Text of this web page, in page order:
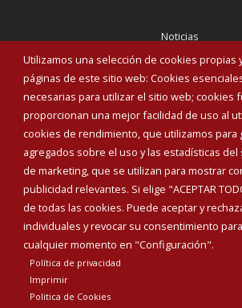
Utilizamos una selección de cookies propias
páginas de este sitio web: Cookies
necesarias para utilizar el sitio web; cookies
proporcionan una mejor facilidad de uso al
cookies de rendimiento, que utilizamos para
agregados sobre el uso y las estadísticas del
de marketing, que se utilizan para mostrar
publicidad relevantes. Si elige "ACEPTAR
de todas las cookies. Puede aceptar y
individuales y revocar su consentimiento
cualquier momento en "Configuración".
Política de privacidad
Imprimir
Politica de Cookies
Noticias
Eventos
Corporación Municipal
Teléfonos de interés
INICIAR SESIÓN
MAPA WEB